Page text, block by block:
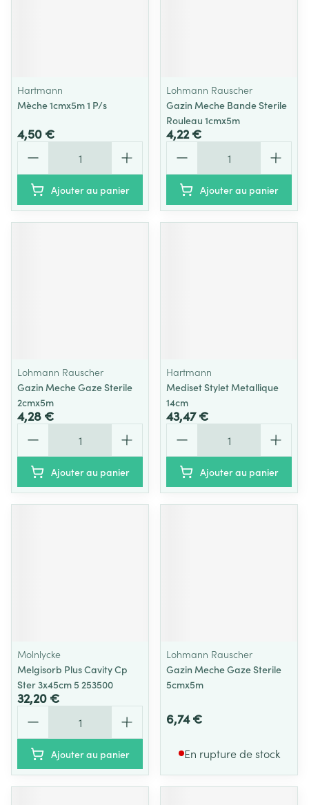
Hartmann
Mèche 1cmx5m 1 P/s
4,50 €
Ajouter au panier
Lohmann Rauscher
Gazin Meche Bande Sterile
Rouleau 1cmx5m
4,22 €
Ajouter au panier
Lohmann Rauscher
Gazin Meche Gaze Sterile
2cmx5m
4,28 €
Ajouter au panier
Hartmann
Mediset Stylet Metallique
14cm
43,47 €
Ajouter au panier
Molnlycke
Melgisorb Plus Cavity Cp
Ster 3x45cm 5 253500
32,20 €
Ajouter au panier
Lohmann Rauscher
Gazin Meche Gaze Sterile
5cmx5m
6,74 €
En rupture de stock